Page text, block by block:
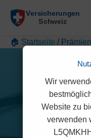
🏠 Startseite / Prämien
Wir
Website zu
verwenden